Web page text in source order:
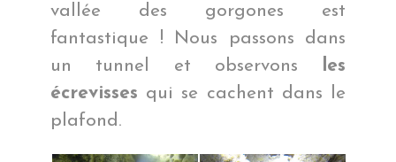
vallée des gorgones est
fantastique ! Nous passons dans
un tunnel et observons les
écrevisses qui se cachent dans le
plafond.